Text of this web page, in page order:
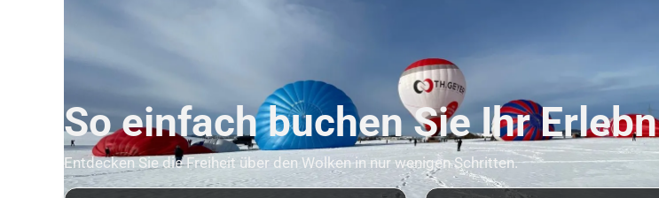
So einfach buchen Sie Ihr
Entdecken Sie die Freiheit über den Wolken in nur wenigen Schritten.